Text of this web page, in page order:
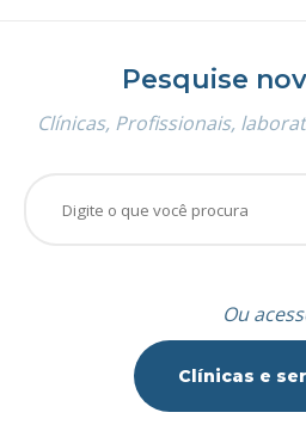
Pesquise
Clínicas, Profissionais,
Ou
Clínicas e